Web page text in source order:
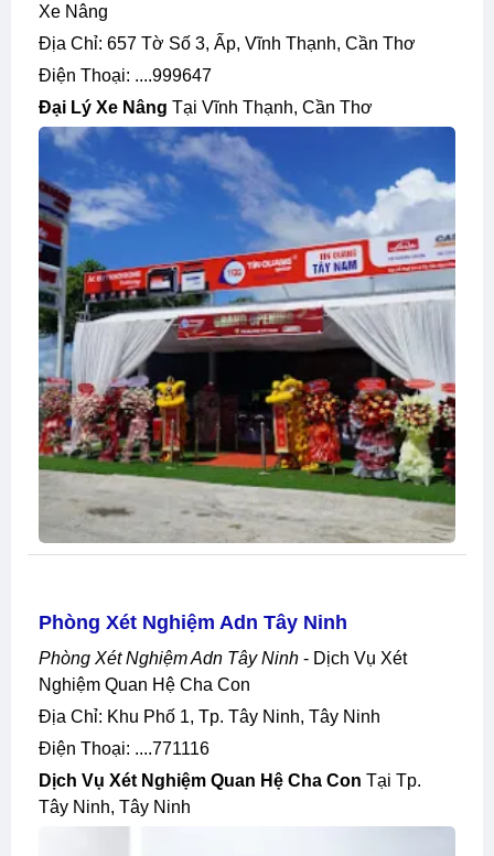
Xe Nâng
Địa Chỉ: 657 Tờ Số 3, Ấp, Vĩnh Thạnh, Cần Thơ
Điện Thoại: ....999647
Đại Lý Xe Nâng Tại Vĩnh Thạnh, Cần Thơ
Phòng Xét Nghiệm Adn Tây Ninh
Phòng Xét Nghiệm Adn Tây Ninh - Dịch Vụ Xét
Nghiệm Quan Hệ Cha Con
Địa Chỉ: Khu Phố 1, Tp. Tây Ninh, Tây Ninh
Điện Thoại: ....771116
Dịch Vụ Xét Nghiệm Quan Hệ Cha Con Tại Tp.
Tây Ninh, Tây Ninh